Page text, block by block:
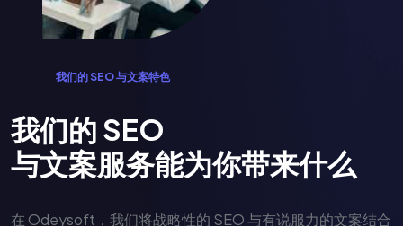
我们的SEO与文案特色
我们的 SEO
与文案服务能为你带来什么
在 Odeysoft，我们将战略性的 SEO 与有说服力的文案结合